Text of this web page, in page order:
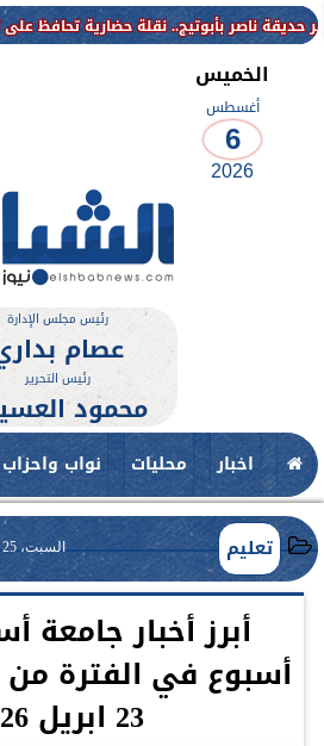
منسوبو
الخميس
أغسطس
6
2026
رئيس مجلس الإدارة
عصام
رئيس التحرير
محمود
اخبار محليات نواب واحزاب
تعليم السبت، 25 أبريل 2026
أبرز أخبار جامعة
23 ابريل 2026